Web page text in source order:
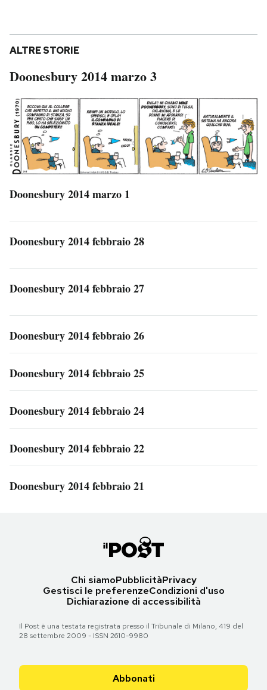
ALTRE STORIE
Doonesbury 2014 marzo 3
Doonesbury 2014 marzo 1
Doonesbury 2014 febbraio 28
Doonesbury 2014 febbraio 27
Doonesbury 2014 febbraio 26
Doonesbury 2014 febbraio 25
Doonesbury 2014 febbraio 24
Doonesbury 2014 febbraio 22
Doonesbury 2014 febbraio 21
Chi siamoPubblicitàPrivacy
Gestisci le preferenzeCondizioni d'uso
Dichiarazione di accessibilità
Il Post è una testata registrata presso il Tribunale di Milano, 419 del
28 settembre 2009 - ISSN 2610-9980
Abbonati